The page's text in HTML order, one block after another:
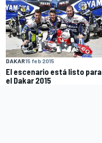
DAKAR15 feb 2015
El escenario está listo para
el Dakar 2015